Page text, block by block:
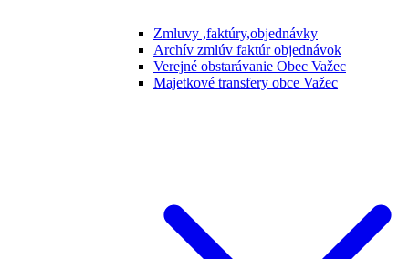
Zmluvy ,faktúry,objednávky
Archív zmlúv faktúr objednávok
Verejné obstarávanie Obec Važec
Majetkové transfery obce Važec